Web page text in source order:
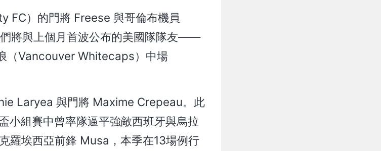
FC）的門將 Freese 與哥倫布機員
將與上個月首波公布的美國隊隊友——
（Vancouver Whitecaps）中場
Laryea 與門將 Maxime Crepeau。此
小組賽中曾率隊逼平強敵西班牙與烏拉
羅埃西亞前鋒 Musa，本季在13場例行